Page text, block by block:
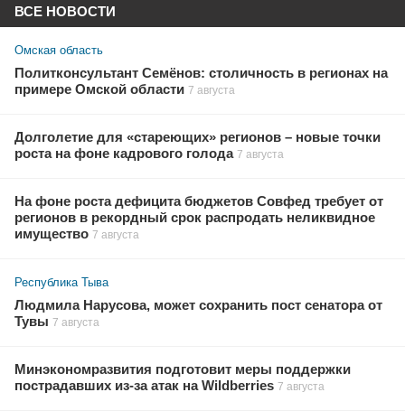
ВСЕ НОВОСТИ
Омская область
Политконсультант Семёнов: столичность в регионах на
примере Омской области 7 августа
Долголетие для «стареющих» регионов – новые точки
роста на фоне кадрового голода 7 августа
На фоне роста дефицита бюджетов Совфед требует от
регионов в рекордный срок распродать неликвидное
имущество 7 августа
Республика Тыва
Людмила Нарусова, может сохранить пост сенатора от
Тувы 7 августа
Минэкономразвития подготовит меры поддержки
пострадавших из-за атак на Wildberries 7 августа